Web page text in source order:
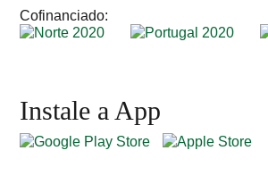
Cofinanciado:
Instale a App